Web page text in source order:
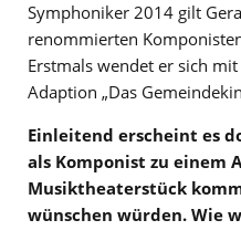
Symphoniker 2014 gilt
renommierten
Erstmals wendet er sich
Adaption „Das
Einleitend erscheint es
als Komponist zu einem
Musiktheaterstück
wünschen würden. Wie